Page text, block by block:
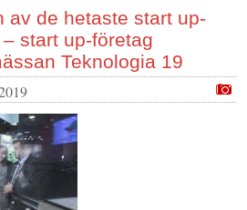
av de hetaste start up-
start up-företag
Teknologia 19